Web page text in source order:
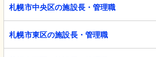
札幌市中央区の施設長・管理職
札幌市東区の施設長・管理職